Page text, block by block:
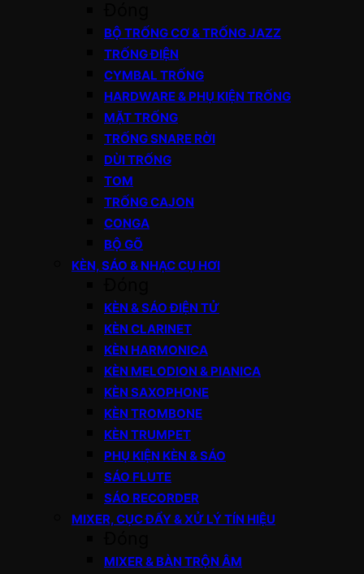
BỘ TRỐNG CƠ & TRỐNG JAZZ
TRỐNG ĐIỆN
CYMBAL TRỐNG
HARDWARE & PHỤ KIỆN TRỐNG
MẶT TRỐNG
TRỐNG SNARE RỜI
DÙI TRỐNG
TOM
TRỐNG CAJON
CONGA
BỘ GÕ
KÈN, SÁO & NHẠC CỤ HƠI
KÈN & SÁO ĐIỆN TỬ
KÈN CLARINET
KÈN HARMONICA
KÈN MELODION & PIANICA
KÈN SAXOPHONE
KÈN TROMBONE
KÈN TRUMPET
PHỤ KIỆN KÈN & SÁO
SÁO FLUTE
SÁO RECORDER
MIXER, CỤC ĐẨY & XỬ LÝ TÍN HIỆU
MIXER & BÀN TRỘN ÂM